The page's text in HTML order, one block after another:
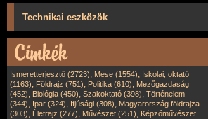
Technikai eszközök
Ismeretterjesztő (2723), Mese (1554), Iskolai, oktató
(1163), Földrajz (751), Politika (610), Mezőgazdaság
(452), Biológia (450), Szakoktató (398), Történelem
(344), Ipar (324), Ifjúsági (308), Magyarország földrajza
(303), Életrajz (277), Művészet (251), Képzőművészet